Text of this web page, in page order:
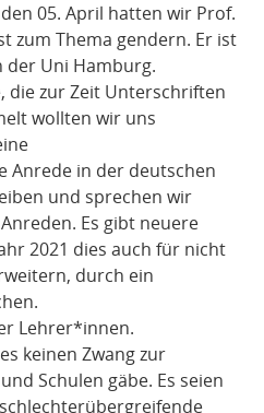
05. April hatten wir Prof.
zum Thema gendern. Er ist
der Uni Hamburg.
die zur Zeit Unterschriften
wollten wir uns
Anrede in der deutschen
und sprechen wir
Es gibt neuere
2021 dies auch für nicht
durch ein
Lehrer*innen.
keinen Zwang zur
Schulen gäbe. Es seien